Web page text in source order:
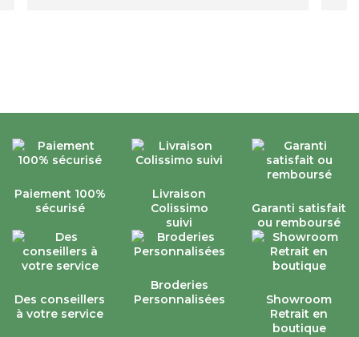
Paiement 100%
sécurisé
Livraison
Colissimo
suivi
Garanti satisfait
ou remboursé
Des conseillers
à votre service
Broderies
Personnalisées
Showroom
Retrait en
boutique